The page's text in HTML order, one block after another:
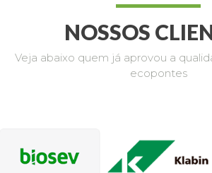
NOSSOS
Veja abaixo quem já aprovou a
ecopontes